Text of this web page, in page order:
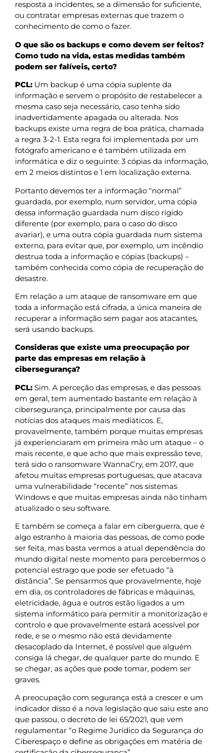
resposta a incidentes, se a dimensão for suficiente,
ou contratar empresas externas que trazem o
conhecimento de como o fazer.
O que são os backups e como devem ser feitos?
Como tudo na vida, estas medidas também
podem ser falíveis, certo?
PCL: Um backup é uma cópia suplente da
informação e servem o propósito de restabelecer a
mesma caso seja necessário, caso tenha sido
inadvertidamente apagada ou alterada. Nos
backups existe uma regra de boa prática, chamada
a regra 3-2-1. Esta regra foi implementada por um
fotógrafo americano e é também utilizada em
informática e diz o seguinte: 3 cópias da informação,
em 2 meios distintos e 1 em localização externa.
Portanto devemos ter a informação “normal”
guardada, por exemplo, num servidor, uma cópia
dessa informação guardada num disco rígido
diferente (por exemplo, para o caso do disco
avariar), e uma outra cópia guardada num sistema
externo, para evitar que, por exemplo, um incêndio
destrua toda a informação e cópias (backups) –
também conhecida como cópia de recuperação de
desastre.
Em relação a um ataque de ransomware em que
toda a informação está cifrada, a única maneira de
recuperar a informação sem pagar aos atacantes,
será usando backups.
Consideras que existe uma preocupação por
parte das empresas em relação à
cibersegurança?
PCL: Sim. A perceção das empresas, e das pessoas
em geral, tem aumentado bastante em relação à
cibersegurança, principalmente por causa das
notícias dos ataques mais mediáticos. E,
provavelmente, também porque muitas empresas
já experienciaram em primeira mão um ataque – o
mais recente, e que acho que mais expressão teve,
terá sido o ransomware WannaCry, em 2017, que
afetou muitas empresas portuguesas, que atacava
uma vulnerabilidade “recente” nos sistemas
Windows e que muitas empresas ainda não tinham
atualizado o seu software.
E também se começa a falar em ciberguerra, que é
algo estranho à maioria das pessoas, de como pode
ser feita, mas basta vermos a atual dependência do
mundo digital neste momento para percebermos o
potencial estrago que pode ser efetuado “à
distância”. Se pensarmos que provavelmente, hoje
em dia, os controladores de fábricas e máquinas,
eletricidade, água e outros estão ligados a um
sistema informático para permitir a monitorização e
controlo e que provavelmente estará acessível por
rede, e se o mesmo não está devidamente
desacoplado da Internet, é possível que alguém
consiga lá chegar, de qualquer parte do mundo. E
se chegar, as ações que pode tomar, podem ser
graves.
A preocupação com segurança está a crescer e um
indicador disso é a nova legislação que saiu este ano
que passou, o decreto de lei 65/2021, que vem
regulamentar “o Regime Jurídico da Segurança do
Ciberespaço e define as obrigações em matéria de